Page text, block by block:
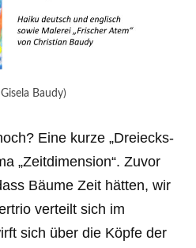
Baudy)
Eine kurze „Dreiecks-
„Zeitdimension“. Zuvor
Bäume Zeit hätten, wir
verteilt sich im
sich über die Köpfe der